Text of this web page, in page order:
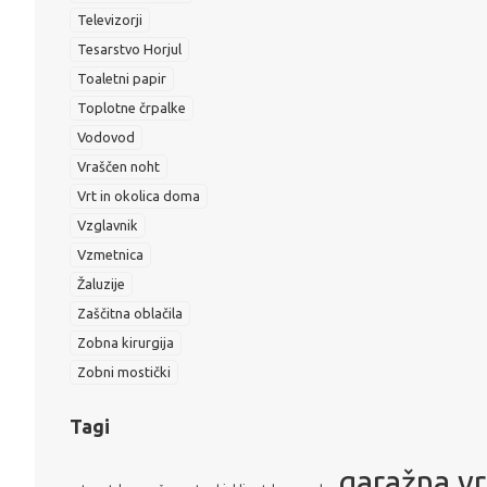
Televizorji
Tesarstvo Horjul
Toaletni papir
Toplotne črpalke
Vodovod
Vraščen noht
Vrt in okolica doma
Vzglavnik
Vzmetnica
Žaluzije
Zaščitna oblačila
Zobna kirurgija
Zobni mostički
Tagi